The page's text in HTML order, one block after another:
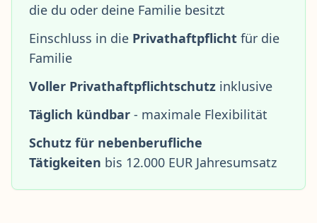
die du oder deine Familie besitzt
Einschluss in die Privathaftpflicht für die
Familie
Voller Privathaftpflichtschutz inklusive
Täglich kündbar - maximale Flexibilität
Schutz für nebenberufliche
Tätigkeiten bis 12.000 EUR Jahresumsatz